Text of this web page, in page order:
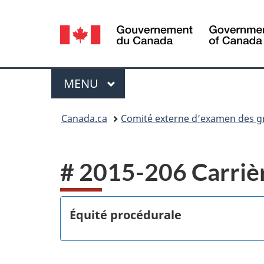
Sélection
de
la
langue
Menu
MENU PRINCIPAL
Canada.ca Comité externe d’examen des
# 2015-206
Équité procédurale